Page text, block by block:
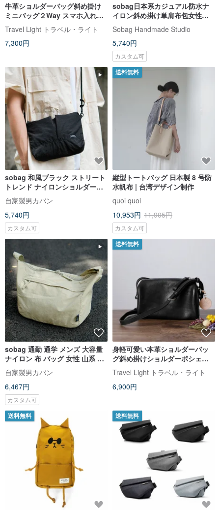
牛革ショルダーバッグ斜め掛け
ミニバッグ２Way スマホ入れブ
ラック
Travel Light トラベル・ライト
7,300円
sobag日本系カジュアル防水ナ
イロン斜め掛け単肩布包女性デ
ザイン感小衆復古通勤饺子包
Sobag Handmade Studio
5,740円
カスタム可
sobag 和風ブラック ストリート
トレンド ナイロンショルダーバ
ッグ メンズ 軽量 文芸 撥水加工
スクエアミニバッグ
自家製男カバン
5,740円
カスタム可
送料無料
縦型トートバッグ 日本製 8 号防
水帆布 | 台湾デザイン制作
quoi quoi
10,953円 11,905円
カスタム可
sobag 通勤 通学 メンズ 大容量
ナイロン 布 バッグ 女性 山系 防
水 ユニセックス 斜め掛け ショル
ダーバッグ
自家製男カバン
6,467円
カスタム可
送料無料
身軽可愛い本革ショルダーバッ
グ斜め掛けショルダーポシェッ
ト
Travel Light トラベル・ライト
6,900円
送料無料 送料無料